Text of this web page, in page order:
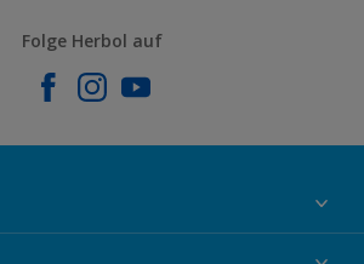
Folge Herbol auf